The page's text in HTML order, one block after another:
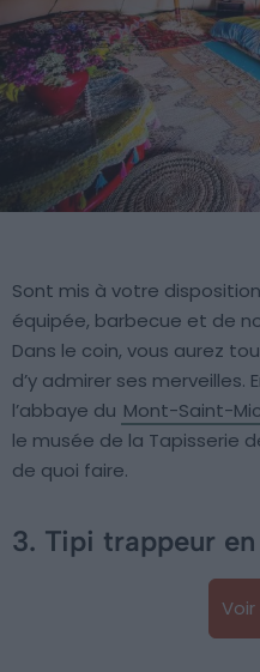
Sont mis à votre
équipée, barbecue et de
Dans le coin, vous aurez
d’y admirer ses merveilles.
l’abbaye du Mont-Saint-
le musée de la Tapisserie
de quoi faire.
3. Tipi trappeur